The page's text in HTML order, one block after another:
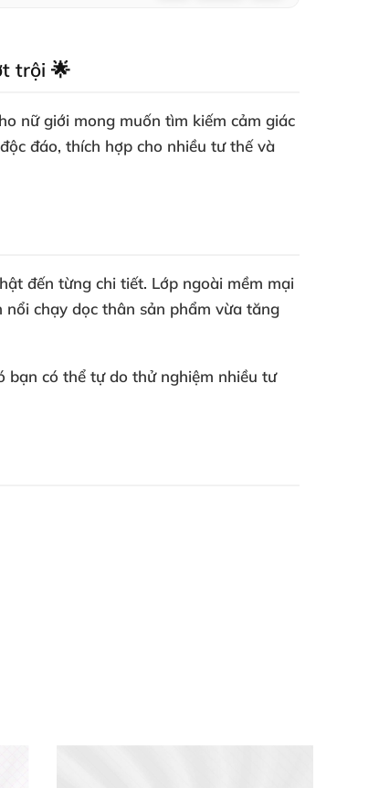
trội 🌟
nữ giới mong muốn tìm kiếm cảm giác
đáo, thích hợp cho nhiều tư thế và
đến từng chi tiết. Lớp ngoài mềm mại
chạy dọc thân sản phẩm vừa tăng
bạn có thể tự do thử nghiệm nhiều tư